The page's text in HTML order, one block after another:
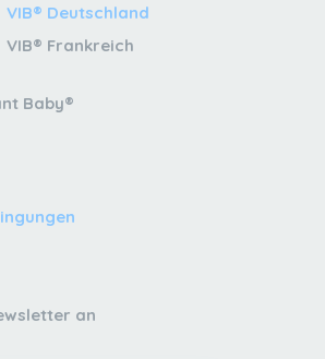
VIB® Deutschland
VIB® Frankreich
Baby®
an